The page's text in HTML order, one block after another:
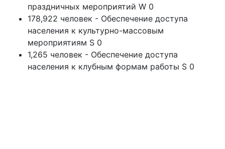
праздничных мероприятий W 0
178,922 человек - Обеспечение доступа
населения к культурно-массовым
мероприятиям S 0
1,265 человек - Обеспечение доступа
населения к клубным формам работы S 0